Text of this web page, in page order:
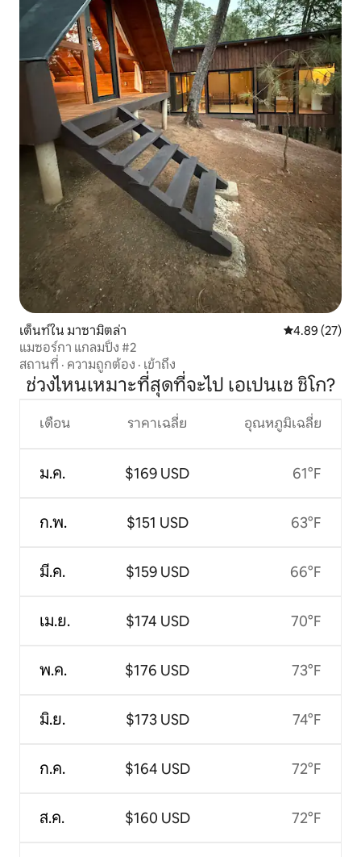
เต็นท์ใน มาซามิตล่า คะแนนเฉลี่ย
4.89 (27)
แมซอร์กา แกลมปิ้ง #2
สถานที่ · ความถูกต้อง · เข้าถึง
ช่วงไหนเหมาะที่สุดที่จะไป เอเปนเช ชิโก?
เดือน
ม.ค.
ก.พ.
มี.ค.
เม.ย.
พ.ค.
มิ.ย.
ก.ค.
ส.ค.
ราคาเฉลี่ย
$169 USD
$151 USD
$159 USD
$174 USD
$176 USD
$173 USD
$164 USD
$160 USD
อุณหภูมิเฉลี่ย
61°F
63°F
66°F
70°F
73°F
74°F
72°F
72°F